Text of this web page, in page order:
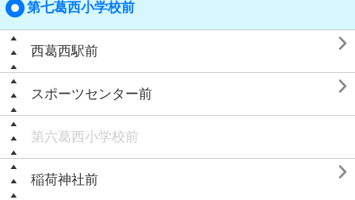
第七葛西小学校前
西葛西駅前 
スポーツセンター前 
第六葛西小学校前
稲荷神社前 